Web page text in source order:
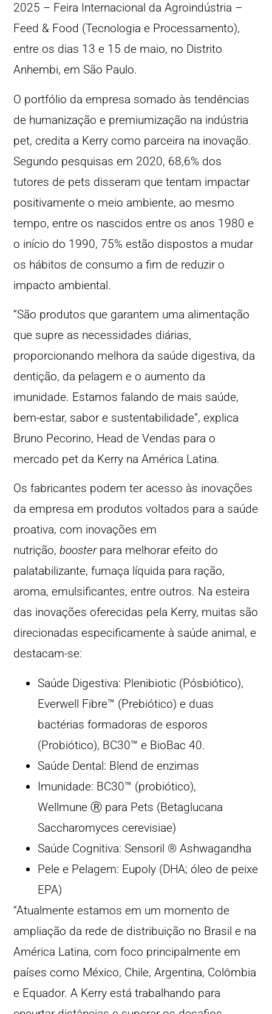
2025 – Feira Internacional da Agroindústria –
Feed & Food (Tecnologia e Processamento),
entre os dias 13 e 15 de maio, no Distrito
Anhembi, em São Paulo.
O portfólio da empresa somado às tendências
de humanização e premiumização na indústria
pet, credita a Kerry como parceira na inovação.
Segundo pesquisas em 2020, 68,6% dos
tutores de pets disseram que tentam impactar
positivamente o meio ambiente, ao mesmo
tempo, entre os nascidos entre os anos 1980 e
o início do 1990, 75% estão dispostos a mudar
os hábitos de consumo a fim de reduzir o
impacto ambiental.
“São produtos que garantem uma alimentação
que supre as necessidades diárias,
proporcionando melhora da saúde digestiva, da
dentição, da pelagem e o aumento da
imunidade. Estamos falando de mais saúde,
bem-estar, sabor e sustentabilidade”, explica
Bruno Pecorino, Head de Vendas para o
mercado pet da Kerry na América Latina.
Os fabricantes podem ter acesso às inovações
da empresa em produtos voltados para a saúde
proativa, com inovações em
nutrição,boosterpara melhorar efeito do
palatabilizante, fumaça líquida para ração,
aroma, emulsificantes, entre outros. Na esteira
das inovações oferecidas pela Kerry, muitas são
direcionadas especificamente à saúde animal, e
destacam-se:
Saúde Digestiva: Plenibiotic (Pósbiótico),
Everwell Fibre™ (Prebiótico) e duas
bactérias formadoras de esporos
(Probiótico), BC30™ e BioBac 40.
Saúde Dental: Blend de enzimas
Imunidade: BC30™ (probiótico),
Wellmune Ⓡ para Pets (Betaglucana
Saccharomyces cerevisiae)
Saúde Cognitiva: Sensoril ® Ashwagandha
Pele e Pelagem: Eupoly (DHA; óleo de peixe
EPA)
“Atualmente estamos em um momento de
ampliação da rede de distribuição no Brasil e na
América Latina, com foco principalmente em
países como México, Chile, Argentina, Colômbia
e Equador. A Kerry está trabalhando para